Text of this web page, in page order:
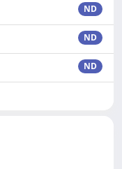
ND
ND
ND